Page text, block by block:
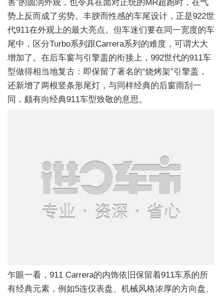
害”的圆润外观，也令其在面对正统的MR超跑时，在气
势上反而成了劣势。丰腴而性感的车尾设计，正是922世
代911在外观上的最大亮点。但车迷们要在同一宽度的车
尾中，区分Turbo系列跟Carrera系列的难度，可谓大大
增加了。在后车窗与引擎盖的衔接上，992世代的911车
型做得相当地复古：即保留了著名的“烧烤架”引擎盖，
还新增了两根竖条形尾灯，与同样经典的后窗雨刮一
同，颇有向经典911车型致敬的意思。
乍眼一看，911 Carrera的内饰依旧保留着911车系的所
有经典元素，例如5连仪表盘、机械风格浓厚的方向盘、